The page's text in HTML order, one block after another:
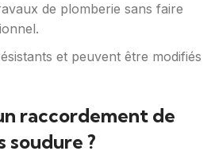
de plomberie sans faire
et peuvent être modifiés
raccordement de
soudure ?